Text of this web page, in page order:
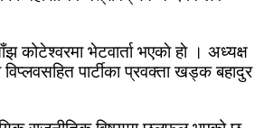
कोटेश्वरमा भेटवार्ता भएकाे हाे । अध्यक्ष
पार्टीका प्रवक्ता खड्क बहादुर